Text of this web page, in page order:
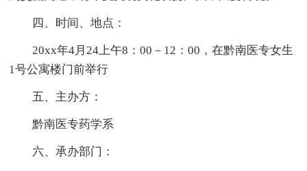
四、时间、地点：
20xx年4月24上午8：00－12：00，在黔南医专女生
1号公寓楼门前举行
五、主办方：
黔南医专药学系
六、承办部门：